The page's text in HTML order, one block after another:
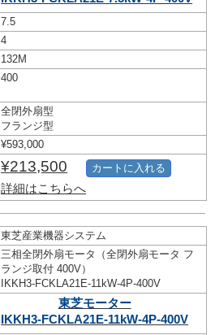
7.5
4
132M
400
全閉外扇型
フランジ型
¥593,000
¥213,500
詳細はこちらへ
カートに入れる
東芝産業機器システム
三相全閉外扇モータ（全閉外扇モータ フ
ランジ取付 400V）
IKKH3-FCKLA21E-11kW-4P-400V
東芝モーター
IKKH3-FCKLA21E-11kW-4P-400V